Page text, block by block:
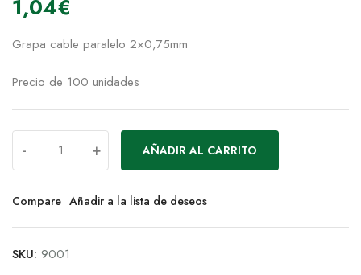
1,04€
Grapa cable paralelo 2×0,75mm
Precio de 100 unidades
- + AÑADIR AL CARRITO
Compare Añadir a la lista de deseos
SKU: 9001